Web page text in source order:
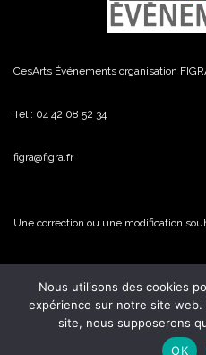
CesArts Événements organisation
Tel : 04 42 08 52 34
figra@figra.fr
Une correction ou une modification
© FiGRA / CesArts
Nous utilisons des cookies
expérience sur notre site
site, nous supposerons
OK